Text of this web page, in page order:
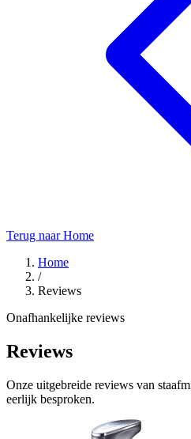
Terug naar Home
Home
/
Reviews
Onafhankelijke reviews
Reviews
Onze uitgebreide reviews van
eerlijk besproken.